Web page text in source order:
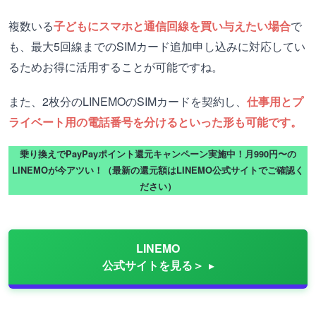
複数いる子どもにスマホと通信回線を買い与えたい場合で
も、最大5回線までのSIMカード追加申し込みに対応してい
るためお得に活用することが可能ですね。
また、2枚分のLINEMOのSIMカードを契約し、 仕事用とプ
ライベート用の電話番号を分けるといった形も可能です。
乗り換えでPayPayポイント還元キャンペーン実施中！月990円〜の
LINEMOが今アツい！（最新の還元額はLINEMO公式サイトでご確認く
ださい）
LINEMO
公式サイトを見る＞